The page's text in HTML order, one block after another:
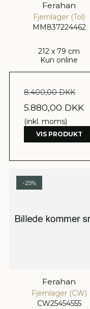
Ferahan
Fjernlager (Tol)
MM837224462
212 x 79 cm
Kun online
8.400,00 DKK
5.880,00 DKK
(inkl. moms)
VIS PRODUKT
-25%
Ferahan
Fjernlager (CW)
CW25454555